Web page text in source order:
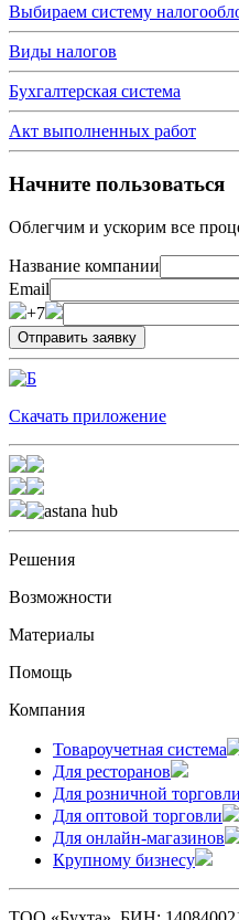
Выбираем систему
Виды налогов
Бухгалтерская система
Акт выполненных работ
Начните пользоваться
Облегчим и ускорим все
Название компании
Email
+7
Скачать приложение
Решения
Возможности
Материалы
Помощь
Компания
Товароучетная система
Для ресторанов
Для розничной торговли
Для оптовой торговли
Для онлайн-магазинов
Крупному бизнесу